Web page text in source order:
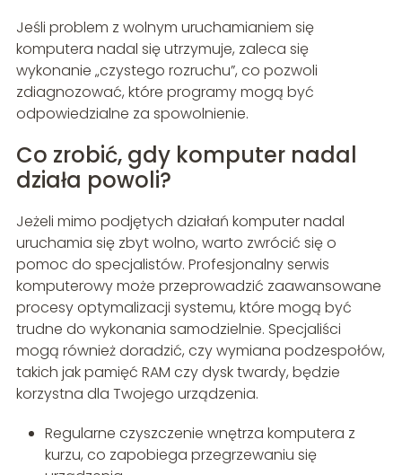
Jeśli problem z wolnym uruchamianiem się
komputera nadal się utrzymuje, zaleca się
wykonanie „czystego rozruchu”, co pozwoli
zdiagnozować, które programy mogą być
odpowiedzialne za spowolnienie.
Co zrobić, gdy komputer nadal
działa powoli?
Jeżeli mimo podjętych działań komputer nadal
uruchamia się zbyt wolno, warto zwrócić się o
pomoc do specjalistów. Profesjonalny serwis
komputerowy może przeprowadzić zaawansowane
procesy optymalizacji systemu, które mogą być
trudne do wykonania samodzielnie. Specjaliści
mogą również doradzić, czy wymiana podzespołów,
takich jak pamięć RAM czy dysk twardy, będzie
korzystna dla Twojego urządzenia.
Regularne czyszczenie wnętrza komputera z
kurzu, co zapobiega przegrzewaniu się